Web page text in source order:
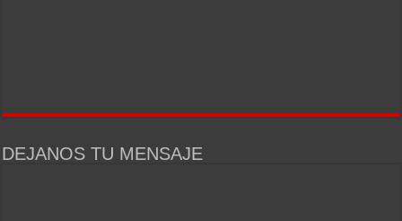
DEJANOS TU MENSAJE